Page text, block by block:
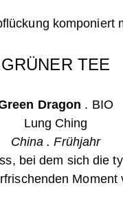
komponiert
GRÜNER TEE
Dragon . BIO
Lung Ching
China . Frühjahr
bei dem sich die
Moment